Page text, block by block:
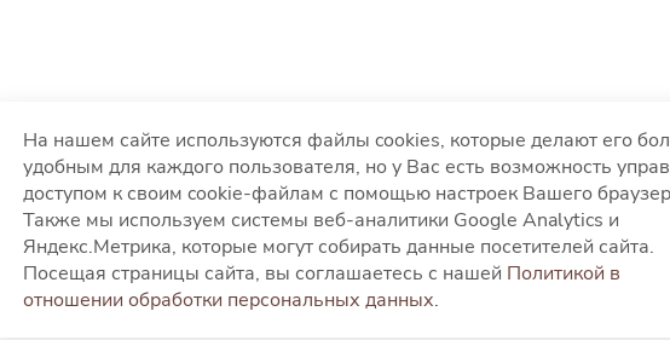
Политика использования файлов cookies Согласие на обработку
Пользовательское соглашение
защищены.
На нашем сайте используются файлы cookies, которые делают его
удобным для каждого пользователя, но у Вас есть возможность
доступом к своим cookie-файлам с помощью настроек Вашего
Также мы используем системы веб-аналитики Google Analytics и
Яндекс.Метрика, которые могут собирать данные посетителей сайта.
Посещая страницы сайта, вы соглашаетесь с нашей Политикой в
отношении обработки персональных данных.